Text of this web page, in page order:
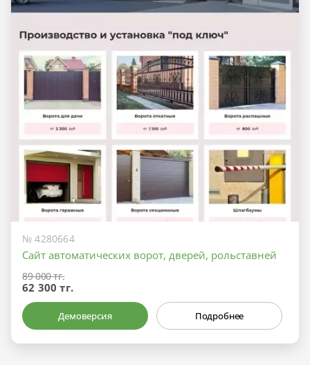
№ 4280664
Сайт автоматических ворот, дверей, рольставней
89 000 тг.
62 300 тг.
Демоверсия Подробнее